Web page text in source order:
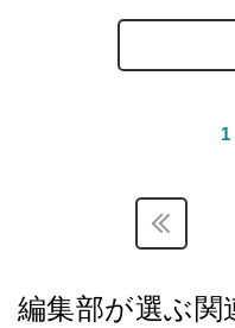
1
編集部が選ぶ関